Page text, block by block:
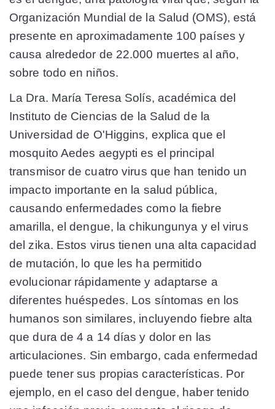
Organización Mundial de la Salud (OMS), está
presente en aproximadamente 100 países y
causa alrededor de 22.000 muertes al año,
sobre todo en niños.
La Dra. María Teresa Solís, académica del
Instituto de Ciencias de la Salud de la
Universidad de O'Higgins, explica que el
mosquito Aedes aegypti es el principal
transmisor de cuatro virus que han tenido un
impacto importante en la salud pública,
causando enfermedades como la fiebre
amarilla, el dengue, la chikungunya y el virus
del zika. Estos virus tienen una alta capacidad
de mutación, lo que les ha permitido
evolucionar rápidamente y adaptarse a
diferentes huéspedes. Los síntomas en los
humanos son similares, incluyendo fiebre alta
que dura de 4 a 14 días y dolor en las
articulaciones. Sin embargo, cada enfermedad
puede tener sus propias características. Por
ejemplo, en el caso del dengue, haber tenido